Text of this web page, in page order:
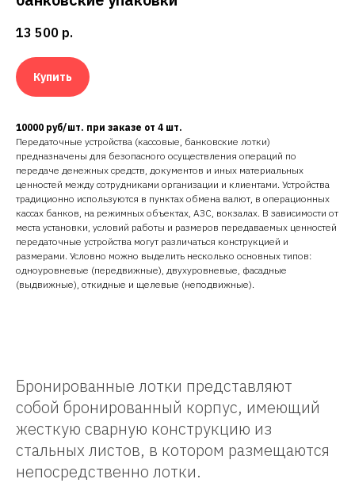
13 500 р.
Купить
10000 руб/шт. при заказе от 4 шт.
Передаточные устройства (кассовые, банковские лотки)
предназначены для безопасного осуществления операций по
передаче денежных средств, документов и иных материальных
ценностей между сотрудниками организации и клиентами. Устройства
традиционно используются в пунктах обмена валют, в операционных
кассах банков, на режимных объектах, АЗС, вокзалах. В зависимости от
места установки, условий работы и размеров передаваемых ценностей
передаточные устройства могут различаться конструкцией и
размерами. Условно можно выделить несколько основных типов:
одноуровневые (передвижные), двухуровневые, фасадные
(выдвижные), откидные и щелевые (неподвижные).
Бронированные лотки представляют
собой бронированный корпус, имеющий
жесткую сварную конструкцию из
стальных листов, в котором размещаются
непосредственно лотки.